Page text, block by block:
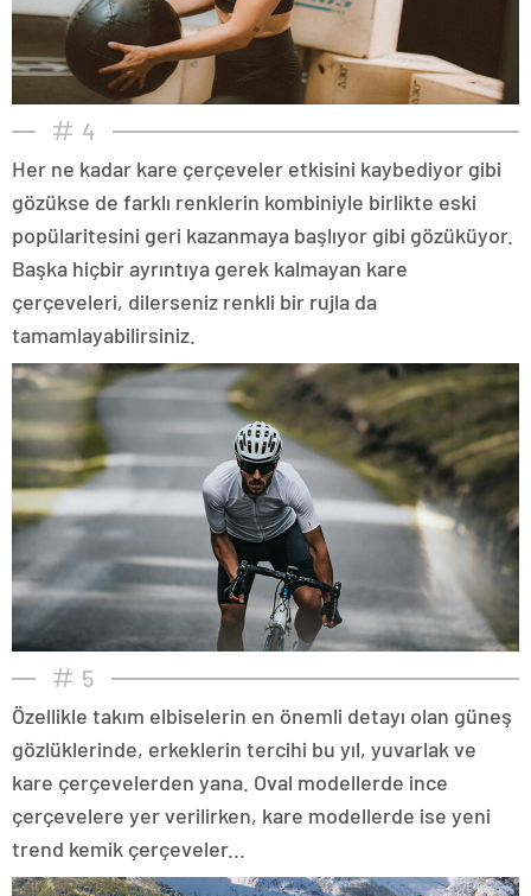
4
Her ne kadar kare çerçeveler etkisini kaybediyor gibi
gözükse de farklı renklerin kombiniyle birlikte eski
popülaritesini geri kazanmaya başlıyor gibi gözüküyor.
Başka hiçbir ayrıntıya gerek kalmayan kare
çerçeveleri, dilerseniz renkli bir rujla da
tamamlayabilirsiniz.
5
Özellikle takım elbiselerin en önemli detayı olan güneş
gözlüklerinde, erkeklerin tercihi bu yıl, yuvarlak ve
kare çerçevelerden yana. Oval modellerde ince
çerçevelere yer verilirken, kare modellerde ise yeni
trend kemik çerçeveler...